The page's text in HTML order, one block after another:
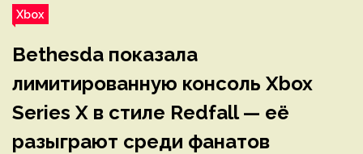
Xbox
Bethesda показала
лимитированную консоль Xbox
Series X в стиле Redfall — её
разыграют среди фанатов